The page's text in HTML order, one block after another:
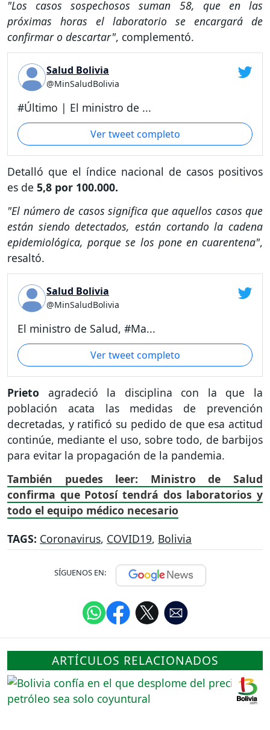
"Los casos sospechosos suman 58, que en las
próximas horas el laboratorio se encargará de
confirmar o descartar", complementó.
Salud Bolivia
@MinSaludBolivia
#Último | El ministro de ...
Ver tweet completo
Detalló que el índice nacional de casos positivos
es de 5,8 por 100.000.
"El número de casos significa que aquellos casos que
están siendo detectados, están cortando la cadena
epidemiológica, porque se los pone en cuarentena",
resaltó.
Salud Bolivia
@MinSaludBolivia
El ministro de Salud, #Ma...
Ver tweet completo
Prieto agradeció la disciplina con la que la
población acata las medidas de prevención
decretadas, y ratificó su pedido de que esa actitud
continúe, mediante el uso, sobre todo, de barbijos
para evitar la propagación de la pandemia.
También puedes leer: Ministro de Salud
confirma que Potosí tendrá dos laboratorios y
todo el equipo médico necesario
TAGS: Coronavirus, COVID19, Bolivia
SÍGUENOS EN:
ARTÍCULOS RELACIONADOS